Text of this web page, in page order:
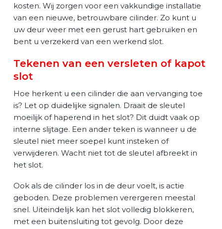
kosten. Wij zorgen voor een vakkundige installatie
van een nieuwe, betrouwbare cilinder. Zo kunt u
uw deur weer met een gerust hart gebruiken en
bent u verzekerd van een werkend slot.
Tekenen van een versleten of kapot
slot
Hoe herkent u een cilinder die aan vervanging toe
is? Let op duidelijke signalen. Draait de sleutel
moeilijk of haperend in het slot? Dit duidt vaak op
interne slijtage. Een ander teken is wanneer u de
sleutel niet meer soepel kunt insteken of
verwijderen. Wacht niet tot de sleutel afbreekt in
het slot.
Ook als de cilinder los in de deur voelt, is actie
geboden. Deze problemen verergeren meestal
snel. Uiteindelijk kan het slot volledig blokkeren,
met een buitensluiting tot gevolg. Door deze